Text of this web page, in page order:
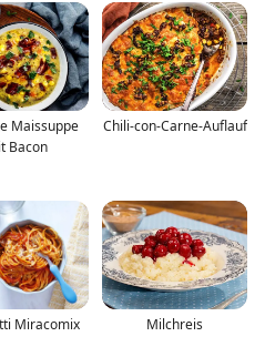
Maissuppe
Bacon
Chili-con-Carne-Auflauf
Miracomix Milchreis